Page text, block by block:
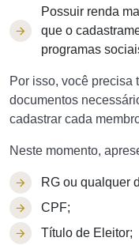
Possuir renda
que o
programas
Por isso, você precisa
documentos
cadastrar cada
Neste momento,
RG ou qualquer
CPF;
Título de Eleitor;